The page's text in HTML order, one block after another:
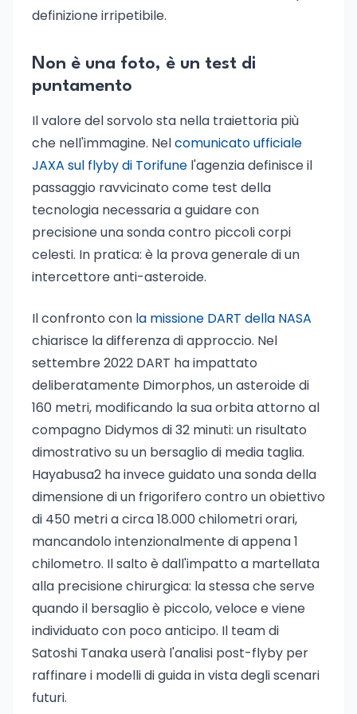
definizione irripetibile.
Non è una foto, è un test di
puntamento
Il valore del sorvolo sta nella traiettoria più
che nell'immagine. Nelcomunicato ufficiale
JAXA sul flyby di Torifune l'agenzia definisce il
passaggio ravvicinato come test della
tecnologia necessaria a guidare con
precisione una sonda contro piccoli corpi
celesti. In pratica: è la prova generale di un
intercettore anti-asteroide.
Il confronto con la missione DART della NASA
chiarisce la differenza di approccio. Nel
settembre 2022 DART ha impattato
deliberatamente Dimorphos, un asteroide di
160 metri, modificando la sua orbita attorno al
compagno Didymos di 32 minuti: un risultato
dimostrativo su un bersaglio di media taglia.
Hayabusa2 ha invece guidato una sonda della
dimensione di un frigorifero contro un obiettivo
di 450 metri a circa 18.000 chilometri orari,
mancandolo intenzionalmente di appena 1
chilometro. Il salto è dall'impatto a martellata
alla precisione chirurgica: la stessa che serve
quando il bersaglio è piccolo, veloce e viene
individuato con poco anticipo. Il team di
Satoshi Tanaka userà l'analisi post-flyby per
raffinare i modelli di guida in vista degli scenari
futuri.